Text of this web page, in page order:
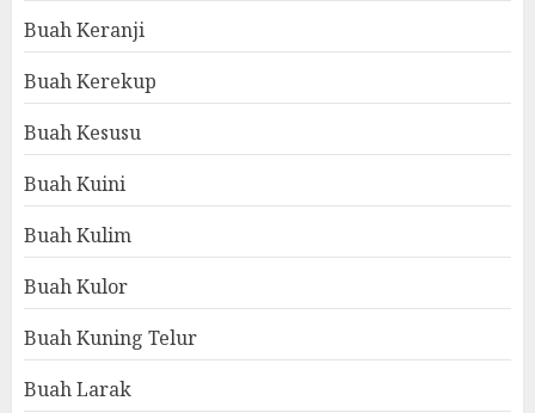
Buah Keranji
Buah Kerekup
Buah Kesusu
Buah Kuini
Buah Kulim
Buah Kulor
Buah Kuning Telur
Buah Larak